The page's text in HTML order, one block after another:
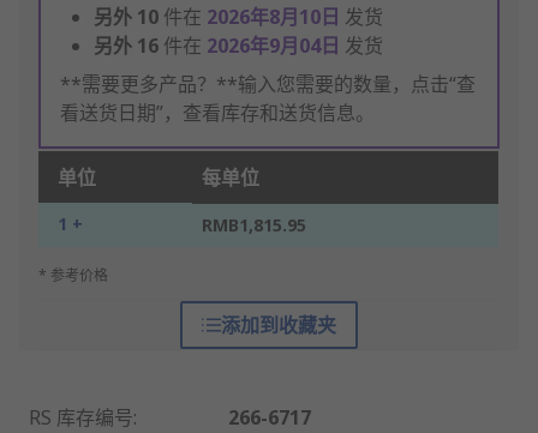
另外 10 件在 2026年8月10日 发货
另外 16 件在 2026年9月04日 发货
**需要更多产品？**输入您需要的数量，点击“查
看送货日期”，查看库存和送货信息。
单位 每单位
1 + RMB1,815.95
* 参考价格
添加到收藏夹
RS 库存编号:
266-6717